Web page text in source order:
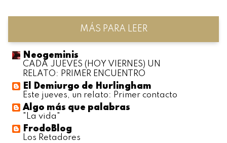
MÁS PARA LEER
Neogeminis
CADA JUEVES (HOY VIERNES) UN
RELATO: PRIMER ENCUENTRO
El Demiurgo de Hurlingham
Este jueves, un relato: Primer contacto
Algo más que palabras
"La vida"
FrodoBlog
Los Retadores